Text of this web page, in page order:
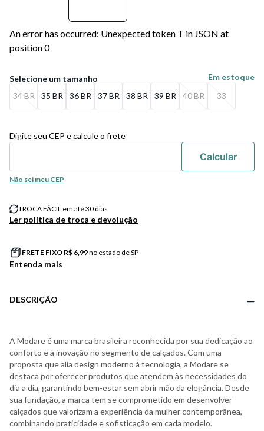
An error has occurred: Unexpected token T in JSON at
position 0
34 BR 35 BR 36 BR 37 BR 38 BR 39 BR 40 BR 33
Em estoque
Digite seu CEP e calcule o frete
Não sei meu CEP
TROCA FÁCIL em até 30 dias
Ler política de troca e devolução
FRETE FIXO R$ 6,99no estado de SP
Entenda mais
DESCRIÇÃO
A Modare é uma marca brasileira reconhecida por sua dedicação ao
conforto e à inovação no segmento de calçados. Com uma
proposta que alia design moderno à tecnologia, a Modare se
destaca por oferecer produtos que atendem às necessidades do
dia a dia, garantindo bem-estar sem abrir mão da elegância. Desde
sua fundação, a marca tem se comprometido em desenvolver
calçados que valorizam a experiência da mulher contemporânea,
combinando praticidade e sofisticação em cada modelo.